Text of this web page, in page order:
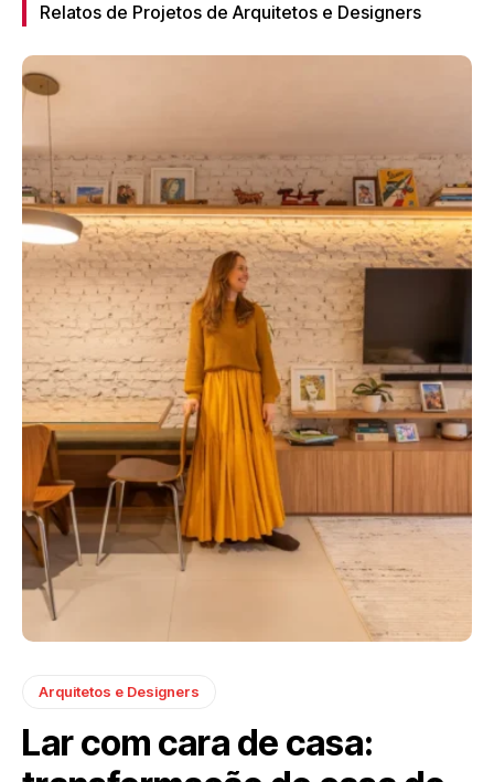
Relatos de Projetos de Arquitetos e Designers
Arquitetos e Designers
Lar com cara de casa: